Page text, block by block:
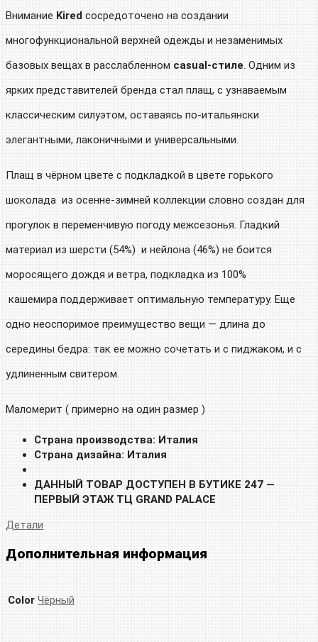
Внимание Kired сосредоточено на создании
многофункциональной верхней одежды и незаменимых
базовых вещах в расслабленном casual-стиле. Одним из
ярких представителей бренда стал плащ, с узнаваемым
классическим силуэтом, оставаясь по-итальянски
элегантными, лаконичными и универсальными.
Плащ в чёрном цвете с подкладкой в цвете горького
шоколада из осенне-зимней коллекции словно создан для
прогулок в переменчивую погоду межсезонья. Гладкий
материал из шерсти (54%) и нейлона (46%) не боится
моросящего дождя и ветра, подкладка из 100%
кашемира поддерживает оптимальную температуру. Еще
одно неоспоримое преимущество вещи — длина до
середины бедра: так ее можно сочетать и с пиджаком, и с
удлиненным свитером.
Маломерит ( примерно на один размер )
Страна производства: Италия
Страна дизайна: Италия
ДАННЫЙ ТОВАР ДОСТУПЕН В БУТИКЕ 247 —
ПЕРВЫЙ ЭТАЖ ТЦ GRAND PALACE
Детали
Дополнительная информация
Color Чёрный